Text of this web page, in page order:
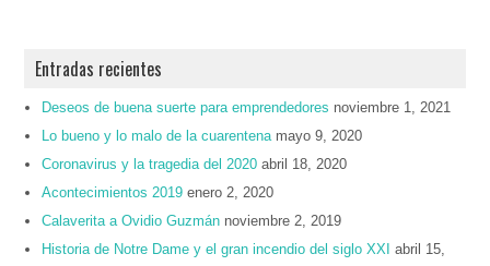
Entradas recientes
Deseos de buena suerte para emprendedores noviembre 1, 2021
Lo bueno y lo malo de la cuarentena mayo 9, 2020
Coronavirus y la tragedia del 2020 abril 18, 2020
Acontecimientos 2019 enero 2, 2020
Calaverita a Ovidio Guzmán noviembre 2, 2019
Historia de Notre Dame y el gran incendio del siglo XXI
abril 15,